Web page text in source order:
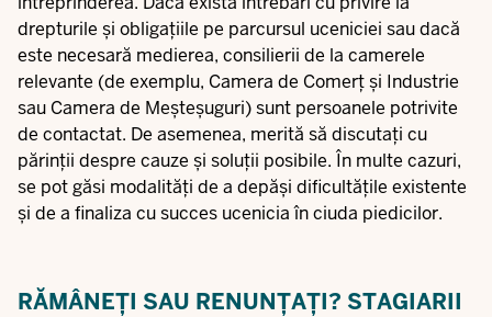
drepturile și obligațiile pe parcursul uceniciei sau dacă
este necesară medierea, consilierii de la camerele
relevante (de exemplu, Camera de Comerț și Industrie
sau Camera de Meșteșuguri) sunt persoanele potrivite
de contactat. De asemenea, merită să discutați cu
părinții despre cauze și soluții posibile. În multe cazuri,
se pot găsi modalități de a depăși dificultățile existente
și de a finaliza cu succes ucenicia în ciuda piedicilor.
RĂMÂNEȚI SAU RENUNȚAȚI? STAGIARII